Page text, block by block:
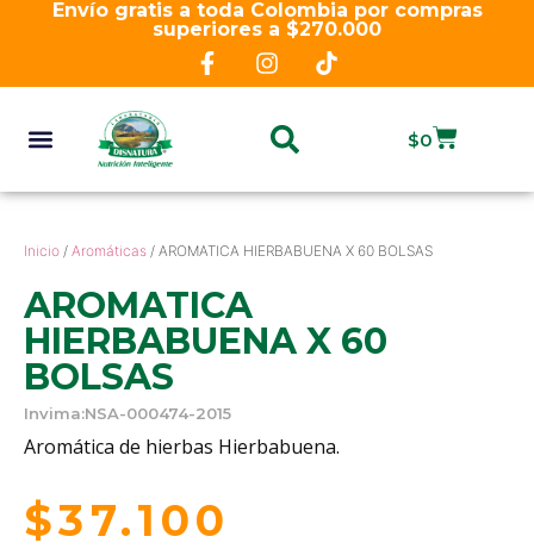
Envío gratis a toda Colombia por compras
superiores a $270.000
$0
Inicio / Aromáticas / AROMATICA HIERBABUENA X 60 BOLSAS
AROMATICA
HIERBABUENA X 60
BOLSAS
Invima:NSA-000474-2015
Aromática de hierbas Hierbabuena.
$37.100